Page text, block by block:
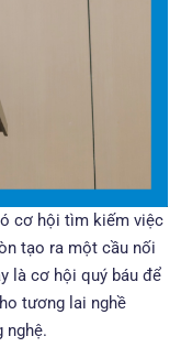
cơ hội tìm kiếm việc
tạo ra một cầu nối
là cơ hội quý báu để
tương lai nghề
nghệ.